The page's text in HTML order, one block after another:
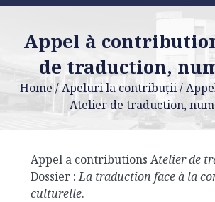
Appel à
de traduction,
Home /Apeluri la contribuții/
Atelier de traduction,
Appel a contributions Atelier de
Dossier :La traduction face à la
culturelle.